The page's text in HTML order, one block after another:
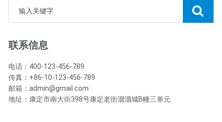
联系信息
电话：400-123-456-789
传真：+86-10-123-456-789
邮箱：admin@gmail.com
地址：康定市南大街398号康定老街溜溜城B幢三单元